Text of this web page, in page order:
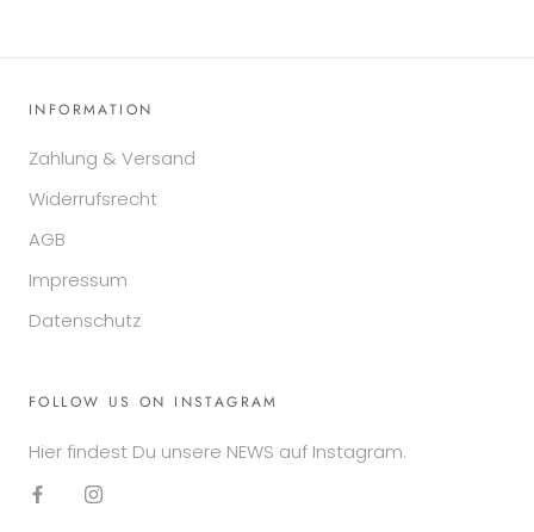
INFORMATION
Zahlung & Versand
Widerrufsrecht
AGB
Impressum
Datenschutz
FOLLOW US ON INSTAGRAM
Hier findest Du unsere NEWS auf Instagram.